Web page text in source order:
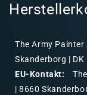
The Army Painter
Skanderborg |
EU-Kontakt:
| 8660